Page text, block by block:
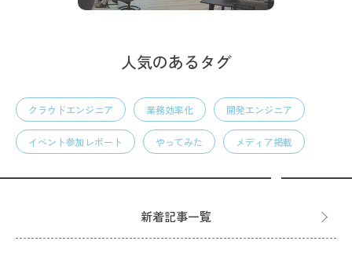
人気のあるタグ
クラウドエンジニア 業務効率化 開発エンジニア
イベント参加レポート やってみた メディア掲載
新着記事一覧